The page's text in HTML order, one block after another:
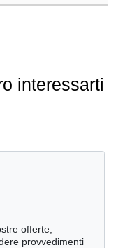
interessarti
offerte,
provvedimenti